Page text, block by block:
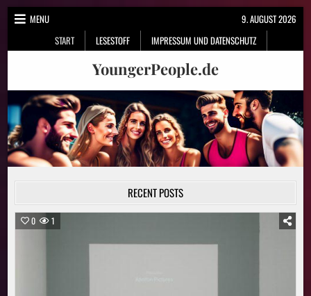
Skip
MENU
START
LESESTOFF IMPRESSUM UND DATENSCHUTZ
9. AUGUST 2026
YoungerPeople.de
RECENT POSTS
0 1